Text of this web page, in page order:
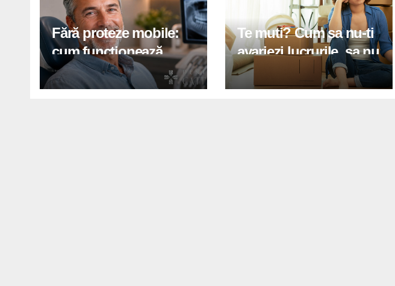
Fără proteze mobile:
cum funcționează
reabilitarea completă
pe implanturi All-on
Te muti? Cum sa nu-ti
avariezi lucrurile, sa nu
zgarii podeaua sau sa
te pricopsesti cu o